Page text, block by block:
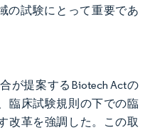
の試験にとって重要であ
が提案するBiotech Actの
臨床試験規則の下での臨
改革を強調した。この取